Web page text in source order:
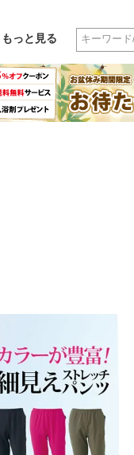
っと見る